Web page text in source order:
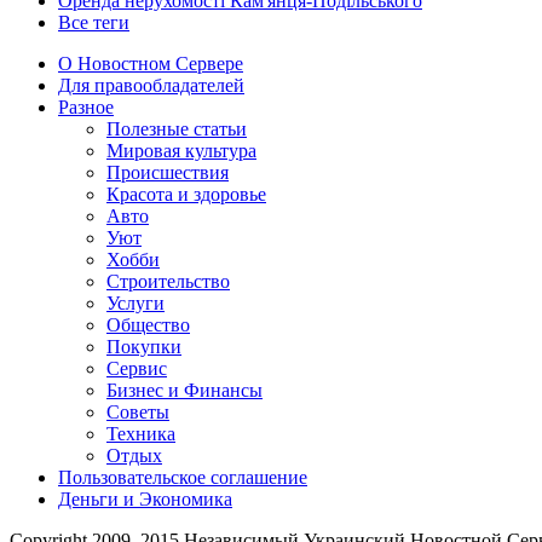
Все теги
О Новостном Сервере
Для правообладателей
Разное
Полезные статьи
Мировая культура
Происшествия
Красота и здоровье
Авто
Уют
Хобби
Строительство
Услуги
Общество
Покупки
Сервис
Бизнес и Финансы
Советы
Техника
Отдых
Пользовательское соглашение
Деньги и Экономика